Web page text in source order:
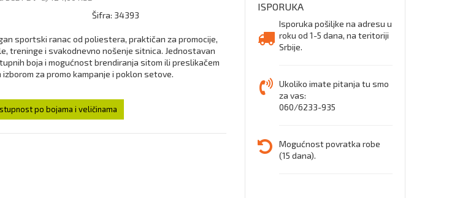
Šifra: 34393
sportski ranac od poliestera, praktičan za promocije,
treninge i svakodnevno nošenje sitnica. Jednostavan
boja i mogućnost brendiranja sitom ili preslikačem
izborom za promo kampanje i poklon setove.
po bojama i veličinama
ISPORUKA
Isporuka pošiljke na adresu u
roku od 1-5 dana, na teritoriji
Srbije.
Ukoliko imate pitanja tu smo
za vas:
060/6233-935
Mogućnost povratka robe
(15 dana).